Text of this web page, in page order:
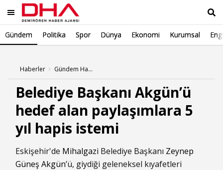
Gündem Politika Spor Dünya Ekonomi Kurumsal
Haberler Gündem Haberleri
Belediye Başkanı Akgün’ü
hedef alan paylaşımlara 5
yıl hapis istemi
Eskişehir'de Mihalgazi Belediye Başkanı Zeynep
Güneş Akgün’ü, giydiği geleneksel kıyafetleri